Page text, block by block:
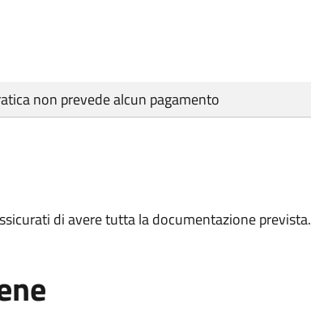
non prevede alcun pagamento
di avere tutta la documentazione prevista.